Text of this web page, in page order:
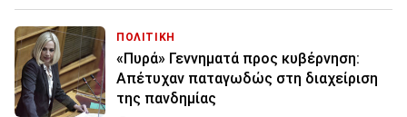
ΠΟΛΙΤΙΚΗ
«Πυρά» Γεννηματά προς κυβέρνηση:
Απέτυχαν παταγωδώς στη διαχείριση
της πανδημίας